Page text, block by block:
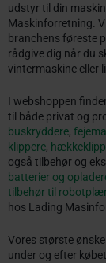
udstyr til din
Maskinforretning.
branchens føreste
rådgive dig når du
vintermaskine eller
I webshoppen
til både privat og
buskryddere,
klippere,
også tilbehør og
batterier og
tilbehør til
hos Lading
Vores største
under og efter